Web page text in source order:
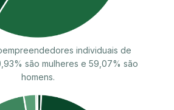
individuais de
são mulheres e 59,07% são
homens.